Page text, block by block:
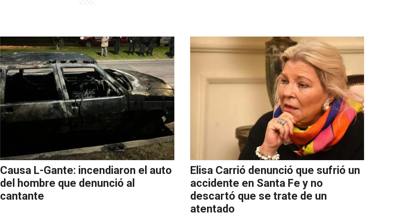
Causa L-Gante: incendiaron el auto
del hombre que denunció al
cantante
Elisa Carrió denunció que sufrió un
accidente en Santa Fe y no
descartó que se trate de un
atentado